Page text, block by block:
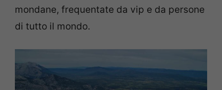
mondane, frequentate da vip e da persone
di tutto il mondo.